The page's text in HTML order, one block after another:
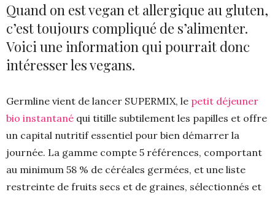
Quand on est vegan et allergique au gluten,
c’est toujours compliqué de s’alimenter.
Voici une information qui pourrait donc
intéresser les vegans.
Germline vient de lancer SUPERMIX, le petit déjeuner
bio instantané qui titille subtilement les papilles et offre
un capital nutritif essentiel pour bien démarrer la
journée. La gamme compte 5 références, comportant
au minimum 58 % de céréales germées, et une liste
restreinte de fruits secs et de graines, sélectionnés et